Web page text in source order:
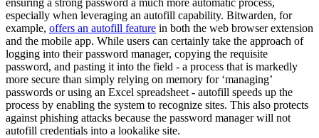
ensuring a strong password a much more automatic process,
especially when leveraging an autofill capability. Bitwarden, for
example, offers an autofill feature in both the web browser extension
and the mobile app. While users can certainly take the approach of
logging into their password manager, copying the requisite
password, and pasting it into the field - a process that is markedly
more secure than simply relying on memory for ‘managing’
passwords or using an Excel spreadsheet - autofill speeds up the
process by enabling the system to recognize sites. This also protects
against phishing attacks because the password manager will not
autofill credentials into a lookalike site.